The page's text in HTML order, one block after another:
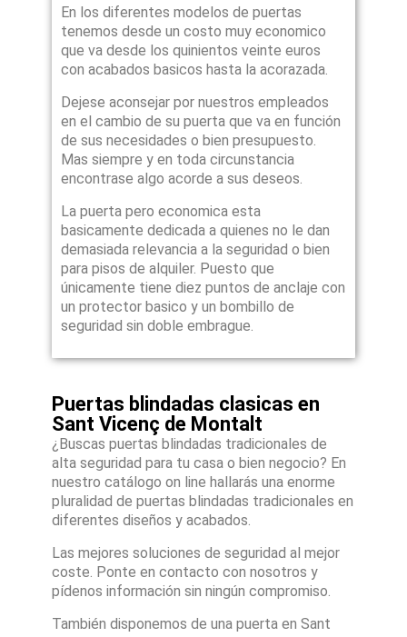
En los diferentes modelos de puertas
tenemos desde un costo muy economico
que va desde los quinientos veinte euros
con acabados basicos hasta la acorazada.
Dejese aconsejar por nuestros empleados
en el cambio de su puerta que va en función
de sus necesidades o bien presupuesto.
Mas siempre y en toda circunstancia
encontrase algo acorde a sus deseos.
La puerta pero economica esta
basicamente dedicada a quienes no le dan
demasiada relevancia a la seguridad o bien
para pisos de alquiler. Puesto que
únicamente tiene diez puntos de anclaje con
un protector basico y un bombillo de
seguridad sin doble embrague.
Puertas blindadas clasicas en
Sant Vicenç de Montalt
¿Buscas puertas blindadas tradicionales de
alta seguridad para tu casa o bien negocio? En
nuestro catálogo on line hallarás una enorme
pluralidad de puertas blindadas tradicionales en
diferentes diseños y acabados.
Las mejores soluciones de seguridad al mejor
coste. Ponte en contacto con nosotros y
pídenos información sin ningún compromiso.
También disponemos de una puerta en Sant